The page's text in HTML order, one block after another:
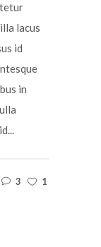
lacus
id
in
3
1